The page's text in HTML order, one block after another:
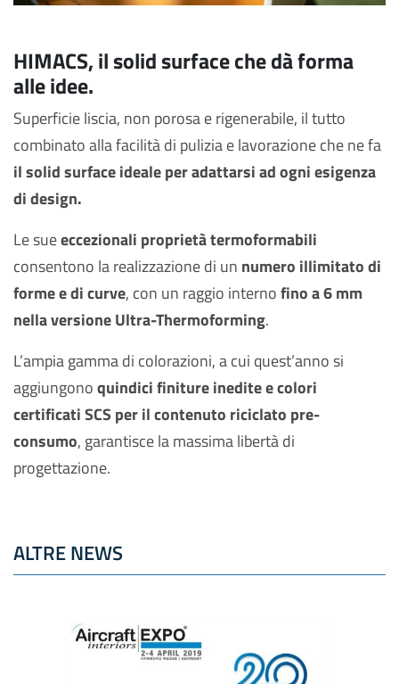
HIMACS, il solid surface che dà forma
alle idee.
Superficie liscia, non porosa e rigenerabile, il tutto
combinato alla facilità di pulizia e lavorazione che ne fa
il solid surface ideale per adattarsi ad ogni esigenza
di design.
Le sueeccezionali proprietà termoformabili
consentono la realizzazione di un numero illimitato di
forme e di curve, con un raggio internofino a 6 mm
nella versione Ultra-Thermoforming.
L’ampia gamma di colorazioni, a cui quest’anno si
aggiungonoquindici finiture inedite e colori
certificati SCS per il contenuto riciclato pre-
consumo, garantisce la massima libertà di
progettazione.
ALTRE NEWS